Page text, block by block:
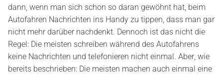
dann, wenn man sich schon so daran gewöhnt hat, beim
Autofahren Nachrichten ins Handy zu tippen, dass man gar
nicht mehr darüber nachdenkt. Dennoch ist das nicht die
Regel: Die meisten schreiben während des Autofahrens
keine Nachrichten und telefonieren nicht einmal. Aber, wie
bereits beschrieben: Die meisten machen auch einmal eine